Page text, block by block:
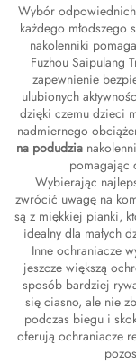
Wybór
każdego
nakolenniki
Fuzhou Saipulang
zapewnienie
ulubionych
dzięki czemu dzieci
nadmiernego
na podudzia
pomagając
Wybierając
zwrócić uwagę na
są z miękkiej pianki,
idealny dla małych
Inne ochraniacze
jeszcze większą
sposób bardziej
się ciasno, ale nie
podczas biegu i
oferują ochraniacze